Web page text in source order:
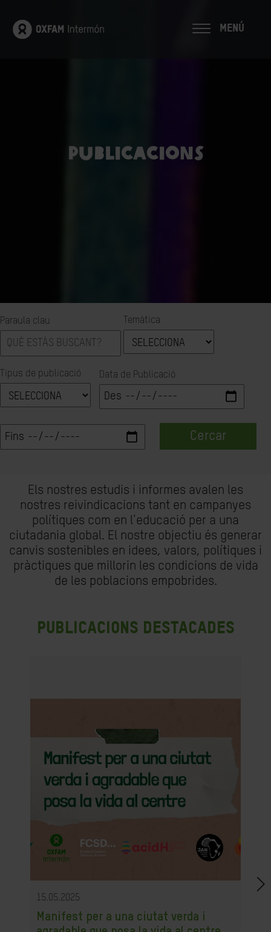
MENÚ
Publicacions
Paraula clau Temàtica
Tipus de publicació Data de Publicació
Cercar
Els nostres estudis i informes avalen les
nostres reivindicacions tant en campanyes
polítiques com en l'educació per a una
ciutadania global. El nostre objectiu és generar
canvis sostenibles en idees, valors, polítiques i
pràctiques que millorin les condicions de vida
de les poblacions empobrides.
Publicacions destacades
15.05.2025
Manifest per a una ciutat verda i